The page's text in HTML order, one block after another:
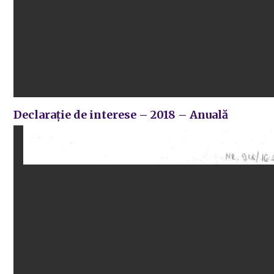
Declarație de interese – 2018 – Anuală